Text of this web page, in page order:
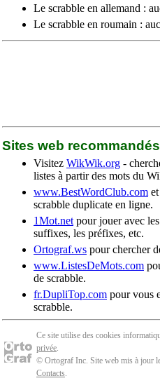
Le scrabble en allemand :
Le scrabble en roumain :
Sites web recommandés
Visitez WikWik.org -
listes à partir des mots du
www.BestWordClub.com et
scrabble duplicate en ligne.
1Mot.net pour jouer avec
suffixes, les préfixes, etc.
Ortograf.ws pour chercher
www.ListesDeMots.com
de scrabble.
fr.DupliTop.com pour vous
scrabble.
Ce site utilise des cookies
privée.
© Ortograf Inc. Site web mis à jour
Contacts.